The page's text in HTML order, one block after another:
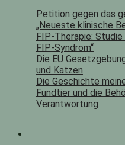
Petition gegen das
„Neueste klinische
FIP-Therapie:
FIP-Syndrom“
Die EU
und Katzen
Die Geschichte
Fundtier und die
Verantwortung